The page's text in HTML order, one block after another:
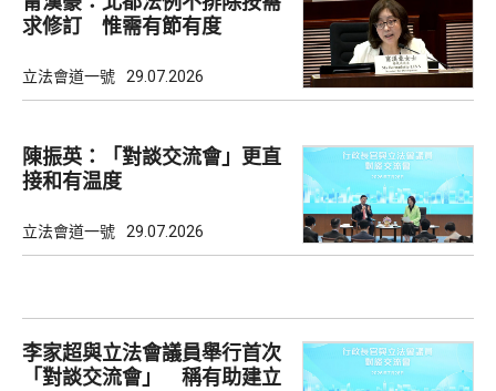
求修訂 惟需有節有度
立法會道一號 29.07.2026
陳振英：「對談交流會」更直
接和有温度
立法會道一號 29.07.2026
李家超與立法會議員舉行首次
「對談交流會」 稱有助建立